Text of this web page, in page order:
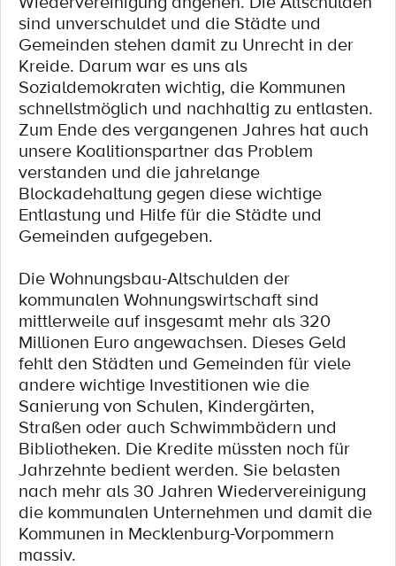
sind unverschuldet und die Städte und
Gemeinden stehen damit zu Unrecht in der
Kreide. Darum war es uns als
Sozialdemokraten wichtig, die Kommunen
schnellstmöglich und nachhaltig zu entlasten.
Zum Ende des vergangenen Jahres hat auch
unsere Koalitionspartner das Problem
verstanden und die jahrelange
Blockadehaltung gegen diese wichtige
Entlastung und Hilfe für die Städte und
Gemeinden aufgegeben.
Die Wohnungsbau-Altschulden der
kommunalen Wohnungswirtschaft sind
mittlerweile auf insgesamt mehr als 320
Millionen Euro angewachsen. Dieses Geld
fehlt den Städten und Gemeinden für viele
andere wichtige Investitionen wie die
Sanierung von Schulen, Kindergärten,
Straßen oder auch Schwimmbädern und
Bibliotheken. Die Kredite müssten noch für
Jahrzehnte bedient werden. Sie belasten
nach mehr als 30 Jahren Wiedervereinigung
die kommunalen Unternehmen und damit die
Kommunen in Mecklenburg-Vorpommern
massiv.